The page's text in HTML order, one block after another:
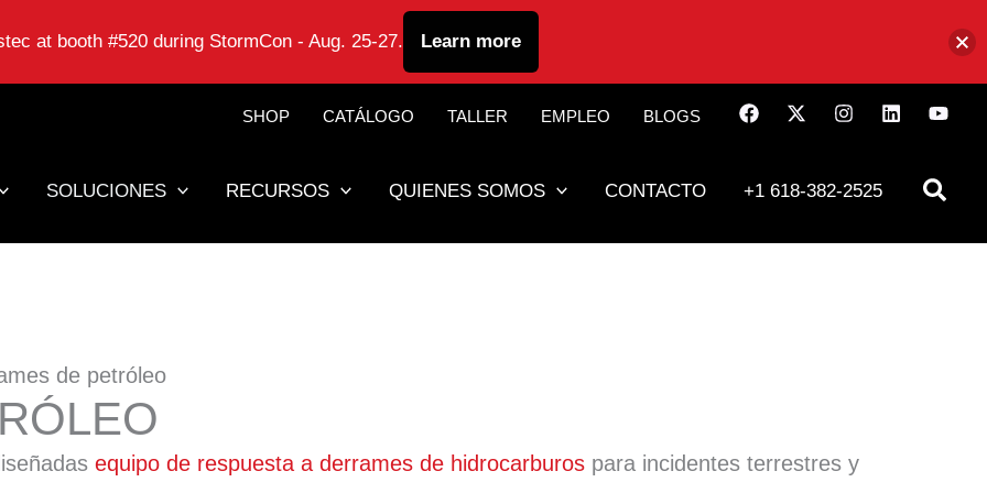
SHOP CATÁLOGO TALLER EMPLEO BLOGS
SOLUCIONES RECURSOS QUIENES SOMOS CONTACTO +1 618-382-2525
de petróleo
equipo de respuesta a derrames de hidrocarburos para incidentes terrestres y
at booth #520 during StormCon - Aug. 25-27. Learn more